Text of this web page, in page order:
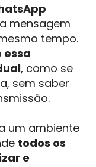
mensagem
tempo.
, como se
sem saber
um ambiente
todos os
e